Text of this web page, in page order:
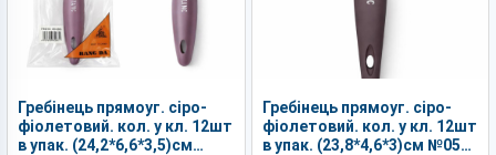
Гребінець прямоуг. сіро-
фіолетовий. кол. у кл. 12шт
в упак. (24,2*6,6*3,5)см
Гребінець прямоуг. сіро-
фіолетовий. кол. у кл. 12шт
в упак. (23,8*4,6*3)см №059-